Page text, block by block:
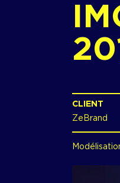
CLIENT
ZeBrand